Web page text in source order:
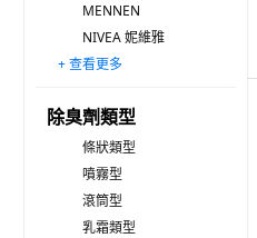
MENNEN
NIVEA 妮維雅
AXE
EVERY MAN JACK
PAUL MEDISON
ARM&HAMMER
AVCA
MURO 無路
Biore 蜜妮
LEOCLEAN
美國 CRYSTAL
WELEDA 薇蕾德
Degree
SPEED STICK
LaVILIn 蘭味蓮
PUREDERM
BRUT
+ 查看更多
除臭劑類型
條狀類型
噴霧型
滾筒型
乳霜類型